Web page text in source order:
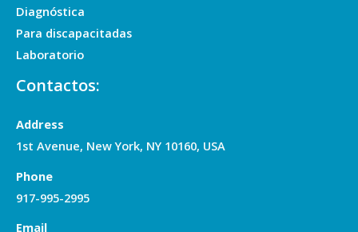
Diagnóstica
Para discapacitadas
Laboratorio
Contactos:
Address
1st Avenue, New York, NY 10160, USA
Phone
917-995-2995
Email